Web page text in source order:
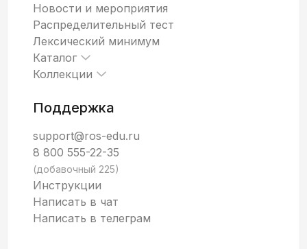
Новости и мероприятия
Распределительный тест
Лексический минимум
Каталог
Коллекции
Поддержка
support@ros-edu.ru
8 800 555-22-35
(добавочный 225)
Инструкции
Написать в чат
Написать в телеграм